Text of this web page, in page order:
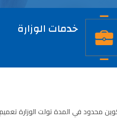
خدمات الوزارة
محدود في المدة تولت الوزارة